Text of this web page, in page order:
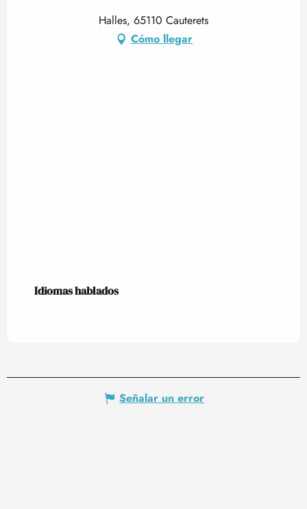
Halles, 65110 Cauterets
Cómo llegar
Idiomas hablados
Idiomas hablados
Señalar un error